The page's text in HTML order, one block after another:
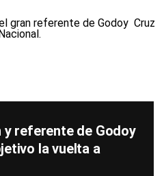
y referente de Godoy
la vuelta a